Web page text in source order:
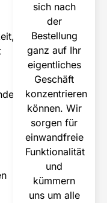
sich nach
der
Bestellung
ganz auf Ihr
eigentliches
Geschäft
konzentrieren
können. Wir
sorgen für
einwandfreie
Funktionalität
und
kümmern
uns um alle